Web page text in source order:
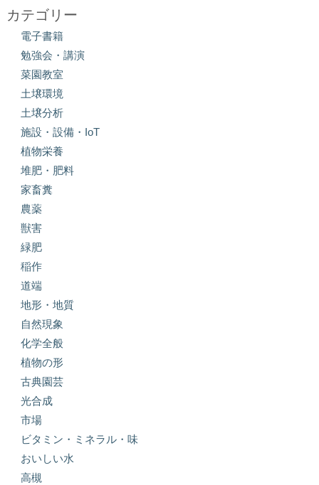
カテゴリー
電子書籍
勉強会・講演
菜園教室
土壌環境
土壌分析
施設・設備・IoT
植物栄養
堆肥・肥料
家畜糞
農薬
獣害
緑肥
稲作
道端
地形・地質
自然現象
化学全般
植物の形
古典園芸
光合成
市場
ビタミン・ミネラル・味
おいしい水
高槻